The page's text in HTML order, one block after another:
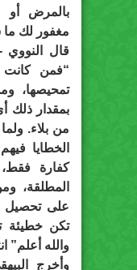
بالمرض أو
مغفور لك
قال
“فمن كانت
تمحيصها،
بمقدار ذلك
من بلاء.
الخطايا
كفارة
المطلقة،
على تحصيل
تكن خطيئة
والله أعلم”
وأخرج